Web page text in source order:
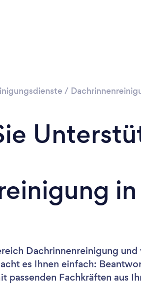
/
in
Dachrinnenreinigung
es Ihnen einfach:
passenden Fachkräften aus